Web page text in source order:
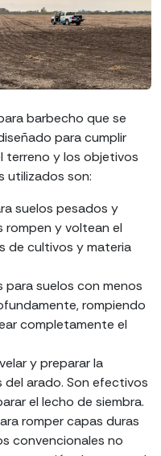
barbecho que se
para cumplir
terreno y los objetivos
utilizados son:
suelos pesados y
y voltean el
de cultivos y materia
para suelos con menos
rompiendo
completamente el
y preparar la
arado. Son efectivos
el lecho de siembra.
romper capas duras
convencionales no